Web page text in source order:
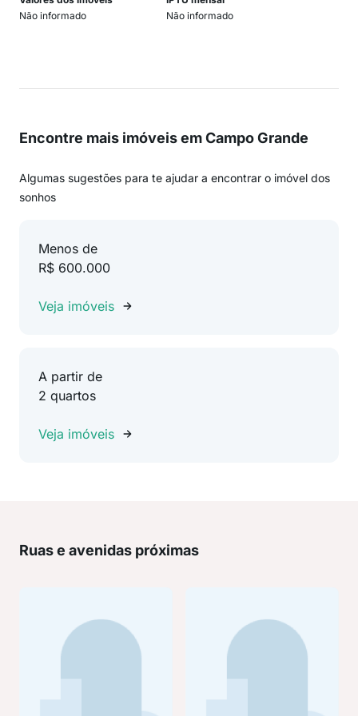
Não informado
Não informado
Encontre mais imóveis em Campo Grande
Algumas sugestões para te ajudar a encontrar o imóvel dos
sonhos
Menos de
R$ 600.000
Veja imóveis
A partir de
2 quartos
Veja imóveis
Ruas e avenidas próximas